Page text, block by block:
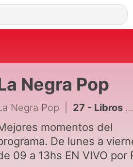
Negra Pop
Negra Pop 27 - Libros de cuarentena - La Novia de Sandro 27
momentos del
De lunes a
09 a 13hs EN VIVO por